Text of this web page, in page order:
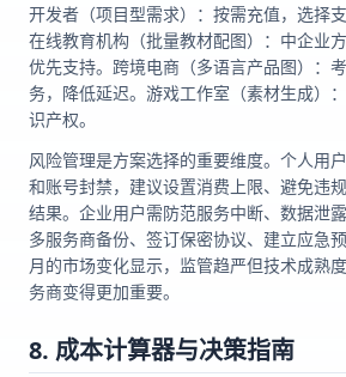
开发者（项目型需求）：按需充值，选择
在线教育机构（批量教材配图）：中企业
优先支持。跨境电商（多语言产品图）：
务，降低延迟。游戏工作室（素材生成）
识产权。
风险管理是方案选择的重要维度。个人用
和账号封禁，建议设置消费上限、避免违
结果。企业用户需防范服务中断、数据泄
多服务商备份、签订保密协议、建立应急
月的市场变化显示，监管趋严但技术成熟
务商变得更加重要。
8. 成本计算器与决策指南